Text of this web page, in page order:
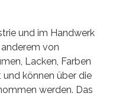
und im Handwerk
von
Lacken, Farben
können über die
werden. Das